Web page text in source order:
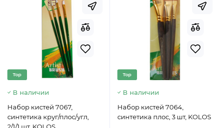
Top
В наличии
Набор кистей 7067,
синтетика круг/плос/угл,
Top
В наличии
Набор кистей 7064,
синтетика плос, 3 шт, KOLOS